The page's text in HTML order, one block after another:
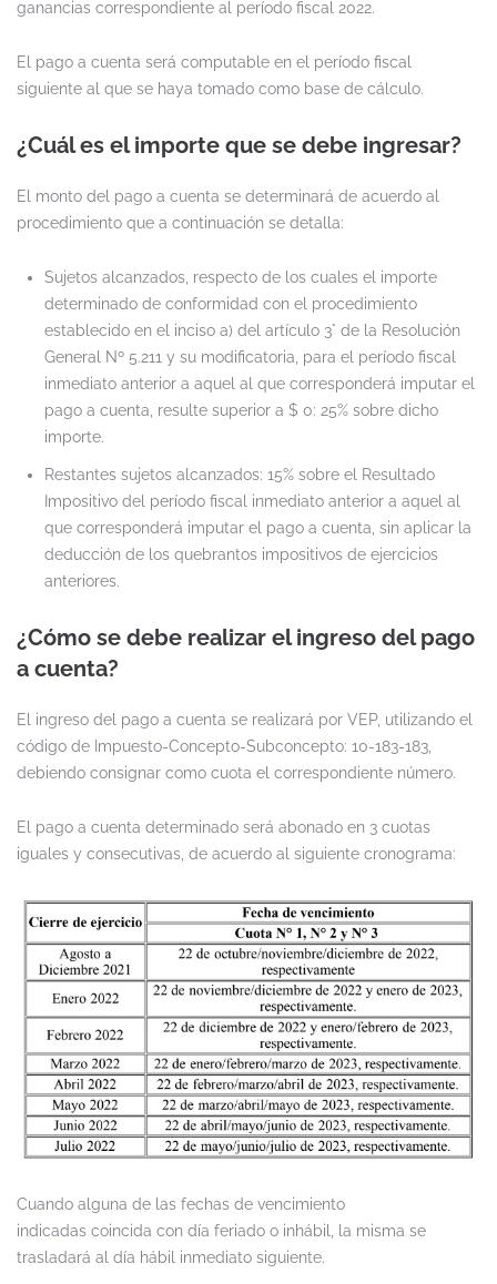
ganancias correspondiente al período fiscal 2022.
El pago a cuenta será computable en el período fiscal
siguiente al que se haya tomado como base de cálculo.
¿Cuál es el importe que se debe ingresar?
El monto del pago a cuenta se determinará de acuerdo al
procedimiento que a continuación se detalla:
Sujetos alcanzados, respecto de los cuales el importe
determinado de conformidad con el procedimiento
establecido en el inciso a) del artículo 3° de la Resolución
General Nº 5.211 y su modificatoria, para el período fiscal
inmediato anterior a aquel al que corresponderá imputar el
pago a cuenta, resulte superior a $ 0: 25% sobre dicho
importe.
Restantes sujetos alcanzados: 15% sobre el Resultado
Impositivo del período fiscal inmediato anterior a aquel al
que corresponderá imputar el pago a cuenta, sin aplicar la
deducción de los quebrantos impositivos de ejercicios
anteriores.
¿Cómo se debe realizar el ingreso del pago
a cuenta?
El ingreso del pago a cuenta se realizará por VEP, utilizando el
código de Impuesto-Concepto-Subconcepto: 10-183-183,
debiendo consignar como cuota el correspondiente número.
El pago a cuenta determinado será abonado en 3 cuotas
iguales y consecutivas, de acuerdo al siguiente cronograma:
Cuando alguna de las fechas de vencimiento
indicadas coincida con día feriado o inhábil, la misma se
trasladará al día hábil inmediato siguiente.